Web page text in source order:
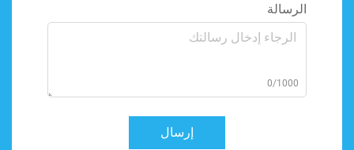
الرسالة
0/1000
إرسال